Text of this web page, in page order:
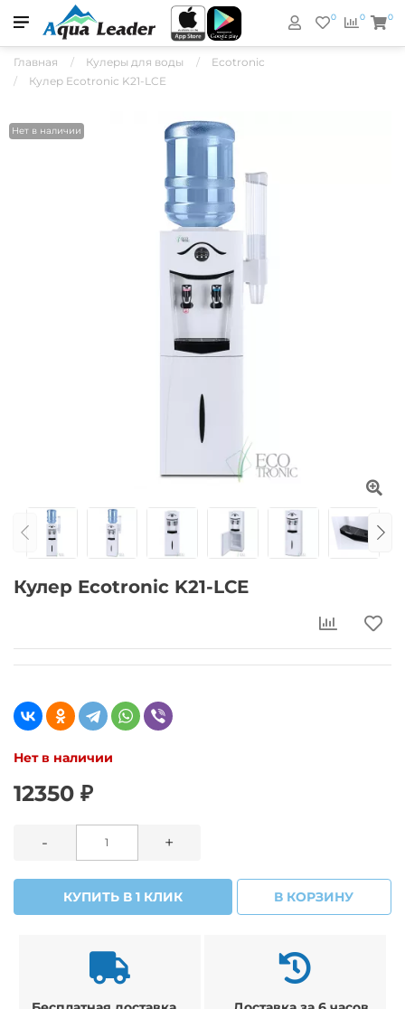
0
0 0
Главная Кулеры для воды
Ecotronic
Кулер Ecotronic K21-LCE
Нет в наличии
Кулер Ecotronic K21-LCE
Нет в наличии
12350 ₽
- +
КУПИТЬ В 1 КЛИК В КОРЗИНУ